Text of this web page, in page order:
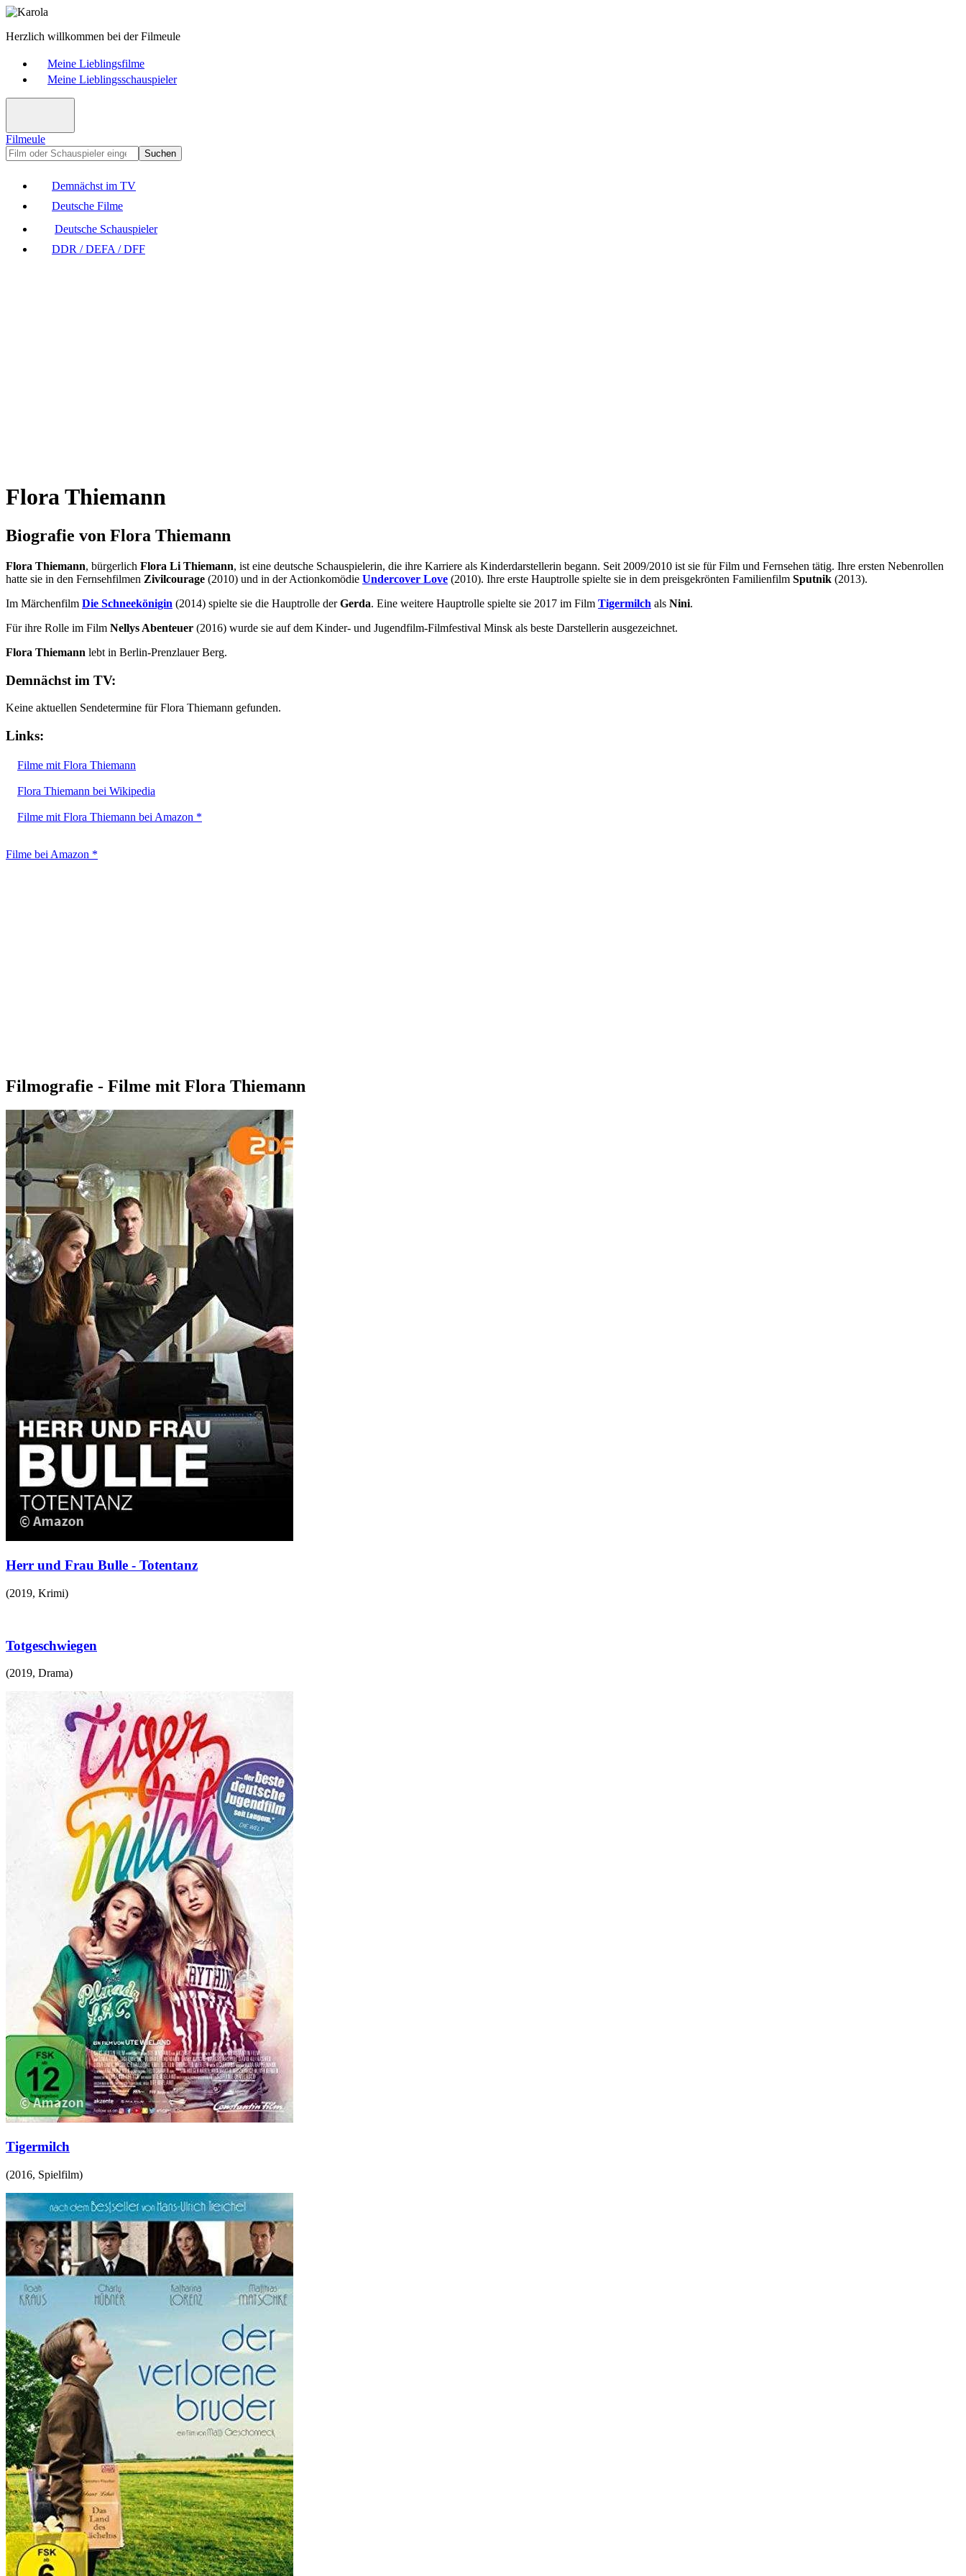
Herzlich willkommen bei der Filmeule
Meine Lieblingsfilme
Meine Lieblingsschauspieler
Filmeule
Suchen
Demnächst im TV
Deutsche Filme
Deutsche Schauspieler
DDR / DEFA / DFF
Flora Thiemann
Biografie von Flora Thiemann
Flora Thiemann, bürgerlich Flora Li Thiemann, ist eine deutsche Schauspielerin, die ihre Karriere als Kinderdarstellerin begann. Seit 2009/2010 ist sie für Film und Fernsehen tätig. Ihre ersten Nebenrollen
hatte sie in den Fernsehfilmen Zivilcourage (2010) und in der Actionkomödie Undercover Love (2010). Ihre erste Hauptrolle spielte sie in dem preisgekrönten Familienfilm Sputnik (2013).
Im Märchenfilm Die Schneekönigin (2014) spielte sie die Hauptrolle derGerda. Eine weitere Hauptrolle spielte sie 2017 im Film Tigermilch als Nini.
Für ihre Rolle im Film Nellys Abenteuer (2016) wurde sie auf dem Kinder- und Jugendfilm-Filmfestival Minsk als beste Darstellerin ausgezeichnet.
Flora Thiemann lebt in Berlin-Prenzlauer Berg.
Demnächst im TV:
Keine aktuellen Sendetermine für Flora Thiemann gefunden.
Links:
Filme mit Flora Thiemann
Flora Thiemann bei Wikipedia
Filme mit Flora Thiemann bei Amazon *
Filme bei Amazon *
Filmografie - Filme mit Flora Thiemann
Herr und Frau Bulle - Totentanz
(2019, Krimi)
Totgeschwiegen
(2019, Drama)
Tigermilch
(2016, Spielfilm)